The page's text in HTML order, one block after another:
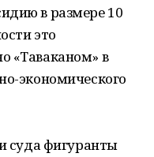
в размере 10
это
«Таваканом» в
экономического
суда фигуранты